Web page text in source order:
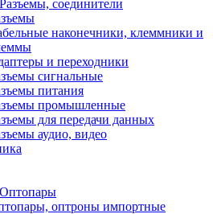
Разъемы, соединители
наконечники, клеммники и
и переходники
сигнальные
питания
промышленные
для передачи данных
аудио, видео
Оптопары
оптроны импортные